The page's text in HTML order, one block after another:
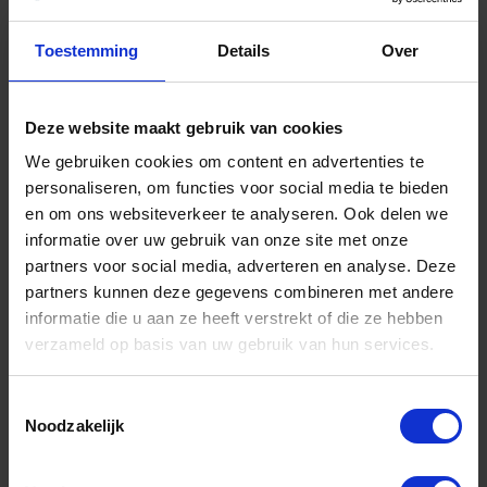
Toestemming Details Over
Deze website maakt gebruik van cookies
We gebruiken cookies om content en advertenties te
personaliseren, om functies voor social media te bieden
en om ons websiteverkeer te analyseren. Ook delen we
informatie over uw gebruik van onze site met onze
partners voor social media, adverteren en analyse. Deze
partners kunnen deze gegevens combineren met andere
informatie die u aan ze heeft verstrekt of die ze hebben
verzameld op basis van uw gebruik van hun services.
Noodzakelijk
vuil en vlekken verwijdert. Ideaal voor wie eensimpel,
universeel schoonmaakmiddelzoekt.
nylon en synthetische materialen.
Tips voor gebruik
Combineer met een zachte borstel en lauw water.
Begin met los vuil verwijderen en werk in lichte
cirkels.
Geschikt als dagelijkse cleaner of voor lichte